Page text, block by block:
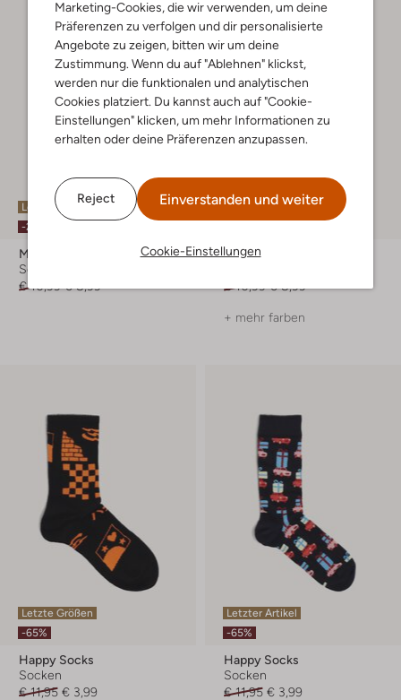
Marketing-Cookies, die wir verwenden, um deine
Präferenzen zu verfolgen und dir personalisierte
Angebote zu zeigen, bitten wir um deine
Zustimmung. Wenn du auf "Ablehnen" klickst,
werden nur die funktionalen und analytischen
Cookies platziert. Du kannst auch auf "Cookie-
Einstellungen" klicken, um mehr Informationen zu
erhalten oder deine Präferenzen anzupassen.
Reject Einverstanden und weiter
Cookie-Einstellungen
Letzte Größen
-20%
Marcmarcs
Socken
€ 10,99 € 8,99
Letzter Artikel
Marcmarcs
€ 10,99 € 8,99
+ mehr farben
Letzte Größen
-65%
Happy Socks
Socken
€ 11,95 € 3,99
Letzter Artikel
-65%
Happy Socks
Socken
€ 11,95 € 3,99